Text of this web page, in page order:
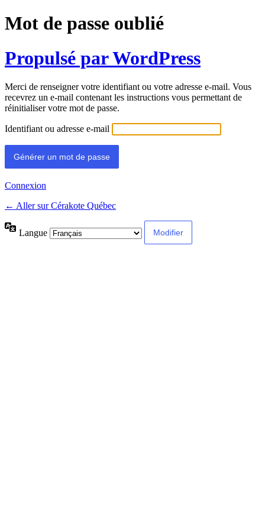
Mot de passe oublié
Propulsé par WordPress
Merci de renseigner votre identifiant ou votre adresse e-mail. Vous
recevrez un e-mail contenant les instructions vous permettant de
réinitialiser votre mot de passe.
Identifiant ou adresse e-mail
Connexion
← Aller sur Cérakote Québec
Langue